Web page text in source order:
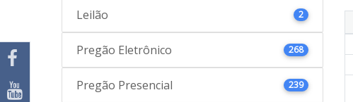
Leilão 2
Pregão Eletrônico 268
Pregão Presencial 239